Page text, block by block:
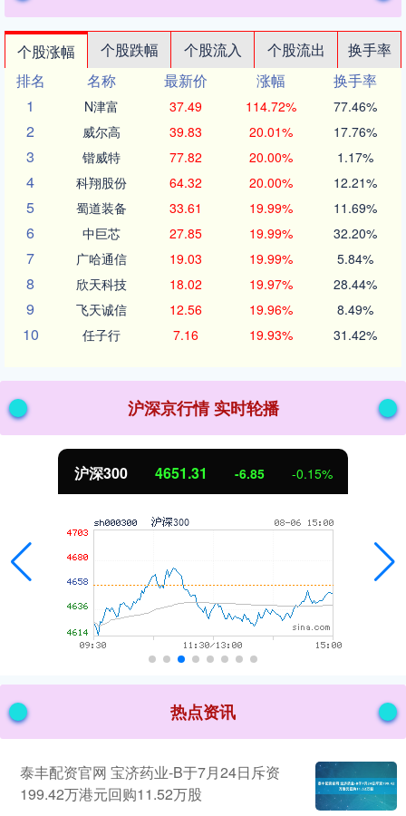
个股涨幅 个股跌幅 个股流入 个股流出
换手率
排名
名称 最新价 涨幅
换手率
1
N津富 37.49 114.72% 77.46%
2 威尔高 39.83 20.01% 17.76%
3 锴威特 77.82 20.00% 1.17%
4 科翔股份 64.32 20.00% 12.21%
5 蜀道装备 33.61 19.99% 11.69%
6 中巨芯 27.85 19.99% 32.20%
7 广哈通信 19.03 19.99% 5.84%
8 欣天科技 18.02 19.97% 28.44%
9 飞天诚信 12.56 19.96% 8.49%
10 任子行 7.16 19.93% 31.42%
沪深京行情 实时轮播
北证50 1122.88 3.42 0.30%
热点资讯
泰丰配资官网 宝济药业-B于7月24日斥资
199.42万港元回购11.52万股